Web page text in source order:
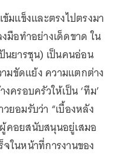
มแข็งและตรงไปตรงมา
มือทำอย่างเด็ดขาด ใน
ยารชุน) เป็นคนอ่อน
มขัดแย้ง ความแตกต่าง
ครอบครัวให้เป็น ‘ทีม’
อมรับว่า “เบื้องหลัง
คอยสนับสนุนอยู่เสมอ
ในหน้าที่การงานของ